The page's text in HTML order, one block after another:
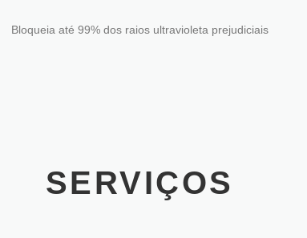
Bloqueia até 99% dos raios ultravioleta prejudiciais
SERVIÇOS